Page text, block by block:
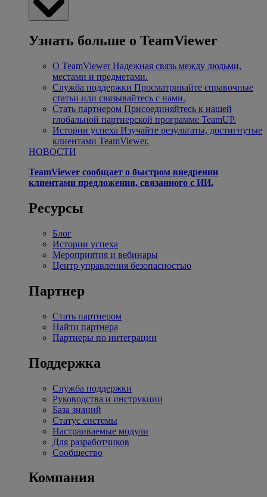
Узнать больше о TeamViewer
О TeamViewer Надежная связь между людьми,
местами и предметами.
Служба поддержки Просматривайте справочные
статьи или связывайтесь с нами.
Стать партнером Присоединяйтесь к нашей
глобальной партнерской программе TeamUP.
Истории успеха Изучайте результаты, достигнутые
клиентами TeamViewer.
НОВОСТИ
TeamViewer сообщает о быстром внедрении
клиентами предложения, связанного с ИИ.
Ресурсы
Блог
Истории успеха
Мероприятия и вебинары
Центр управления безопасностью
Партнер
Стать партнером
Найти партнера
Партнеры по интеграции
Поддержка
Служба поддержки
Руководства и инструкции
База знаний
Статус системы
Настраиваемые модули
Для разработчиков
Сообщество
Компания